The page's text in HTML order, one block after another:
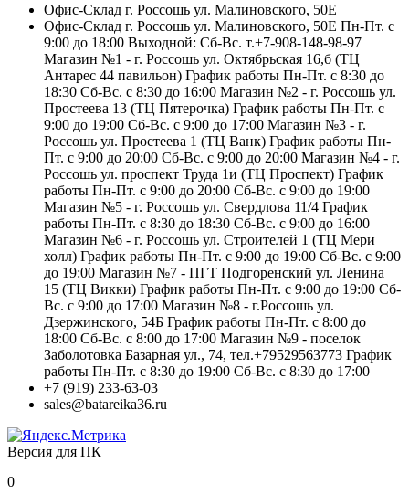
Офис-Склад г. Россошь ул. Малиновского, 50Е
Офис-Склад г. Россошь ул. Малиновского, 50Е Пн-Пт. с
9:00 до 18:00 Выходной: Сб-Вс. т.+7-908-148-98-97
Магазин №1 - г. Россошь ул. Октябрьская 16,б (ТЦ
Антарес 44 павильон) График работы Пн-Пт. с 8:30 до
18:30 Сб-Вс. с 8:30 до 16:00 Магазин №2 - г. Россошь ул.
Простеева 13 (ТЦ Пятерочка) График работы Пн-Пт. с
9:00 до 19:00 Сб-Вс. с 9:00 до 17:00 Магазин №3 - г.
Россошь ул. Простеева 1 (ТЦ Ванк) График работы Пн-
Пт. с 9:00 до 20:00 Сб-Вс. с 9:00 до 20:00 Магазин №4 - г.
Россошь ул. проспект Труда 1и (ТЦ Проспект) График
работы Пн-Пт. с 9:00 до 20:00 Сб-Вс. с 9:00 до 19:00
Магазин №5 - г. Россошь ул. Свердлова 11/4 График
работы Пн-Пт. с 8:30 до 18:30 Сб-Вс. с 9:00 до 16:00
Магазин №6 - г. Россошь ул. Строителей 1 (ТЦ Мери
холл) График работы Пн-Пт. с 9:00 до 19:00 Сб-Вс. с 9:00
до 19:00 Магазин №7 - ПГТ Подгоренский ул. Ленина
15 (ТЦ Викки) График работы Пн-Пт. с 9:00 до 19:00 Сб-
Вс. с 9:00 до 17:00 Магазин №8 - г.Россошь ул.
Дзержинского, 54Б График работы Пн-Пт. с 8:00 до
18:00 Сб-Вс. с 8:00 до 17:00 Магазин №9 - поселок
Заболотовка Базарная ул., 74, тел.+79529563773 График
работы Пн-Пт. с 8:30 до 19:00 Сб-Вс. с 8:30 до 17:00
+7 (919) 233-63-03
sales@batareika36.ru
Версия для ПК
0